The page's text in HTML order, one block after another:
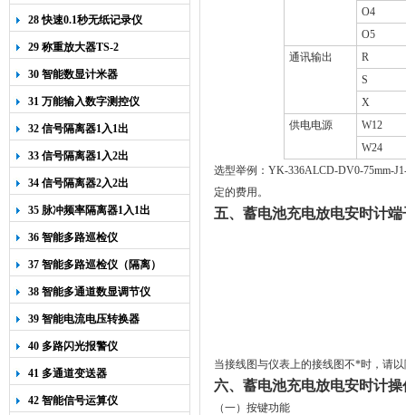
28 快速0.1秒无纸记录仪
29 称重放大器TS-2
30 智能数显计米器
31 万能输入数字测控仪
32 信号隔离器1入1出
33 信号隔离器1入2出
34 信号隔离器2入2出
35 脉冲频率隔离器1入1出
36 智能多路巡检仪
37 智能多路巡检仪（隔离）
38 智能多通道数显调节仪
39 智能电流电压转换器
40 多路闪光报警仪
41 多通道变送器
42 智能信号运算仪
O4
O5
通讯输出
R
S
X
供电电源
W12
W24
选型举例： YK-336ALCD-DV0-75mm-
定的费用。
五、蓄电池充电放电安时计端
当接线图与仪表上的接线图不*时，请
六、蓄电池充电放电安时计操
（一） 按键功能